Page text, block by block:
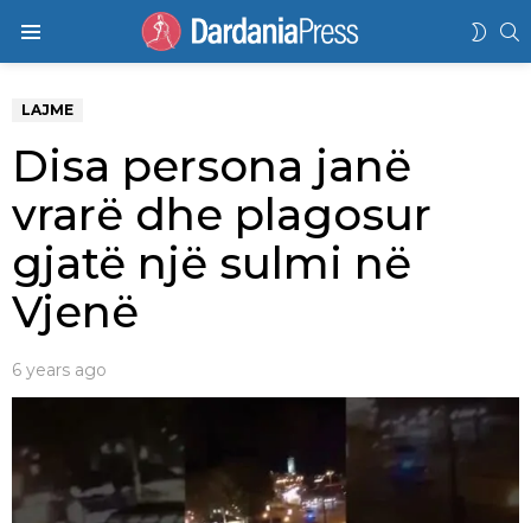
LAJME
Disa persona janë
vrarë dhe plagosur
gjatë një sulmi në
Vjenë
6 years ago